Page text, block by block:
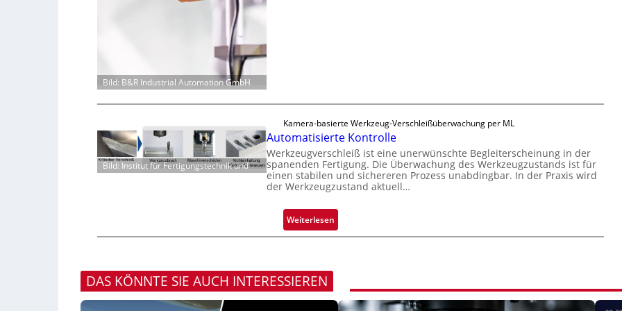
s
Bild: B&R Industrial Automation GmbH
e
u
c
k
m
r
k
k
Bild: Institut für Fertigungstechnik und
Kamera-basierte Werkzeug-Verschleißüberwachung per ML
Automatisierte Kontrolle
Werkzeugverschleiß ist eine unerwünschte Begleiterscheinung in der
spanenden Fertigung. Die Überwachung des Werkzeugzustands ist für
einen stabilen und sichereren Prozess unabdingbar. In der Praxis wird
der Werkzeugzustand aktuell…
Weiterlesen:
A
a
DAS KÖNNTE SIE AUCH INTERESSIEREN